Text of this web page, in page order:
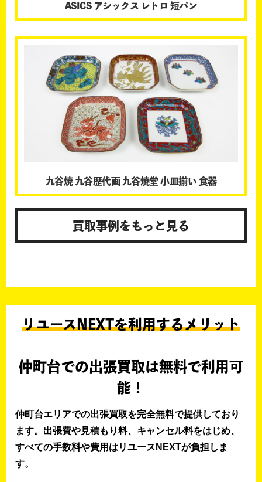
ASICS アシックス レトロ 短パン
九谷焼 九谷歴代画 九谷焼堂 小皿揃い 食器
買取事例をもっと見る
リユースNEXTを利用するメリット
仲町台での出張買取は無料で利用可
能！
仲町台エリアでの出張買取を完全無料で提供しており
ます。出張費や見積もり料、キャンセル料をはじめ、
すべての手数料や費用はリユースNEXTが負担しま
す。